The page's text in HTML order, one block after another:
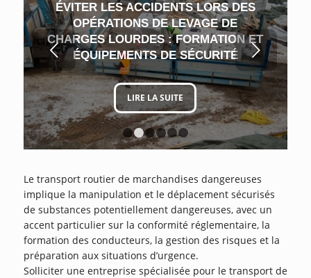
ÉVITER LES ACCIDENTS LORS DES
OPÉRATIONS DE LEVAGE DE
CHARGES LOURDES : FORMATION ET
ÉQUIPEMENTS DE SÉCURITÉ
LIRE LA SUITE
Suivant
1 2 3 4 5
Le transport routier de marchandises dangereuses
implique la manipulation et le déplacement sécurisés
de substances potentiellement dangereuses, avec un
accent particulier sur la conformité réglementaire, la
formation des conducteurs, la gestion des risques et la
préparation aux situations d’urgence.
Solliciter une entreprise spécialisée pour le transport de